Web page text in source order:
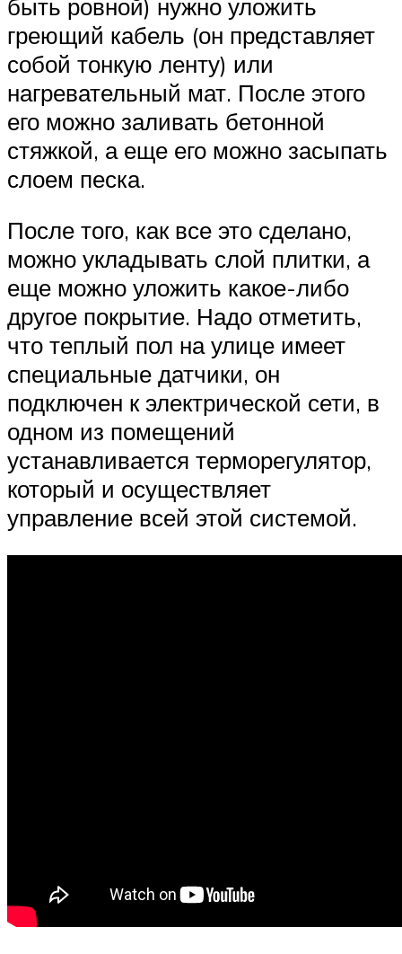
быть ровной) нужно уложить
греющий кабель (он представляет
собой тонкую ленту) или
нагревательный мат. После этого
его можно заливать бетонной
стяжкой, а еще его можно засыпать
слоем песка.
После того, как все это сделано,
можно укладывать слой плитки, а
еще можно уложить какое-либо
другое покрытие. Надо отметить,
что теплый пол на улице имеет
специальные датчики, он
подключен к электрической сети, в
одном из помещений
устанавливается терморегулятор,
который и осуществляет
управление всей этой системой.